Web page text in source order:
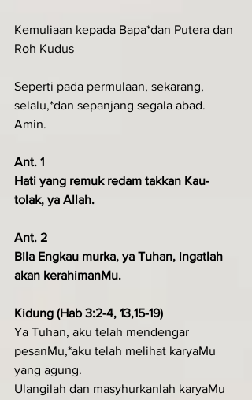
Kemuliaan kepada Bapa*dan Putera dan
Roh Kudus
Seperti pada permulaan, sekarang,
selalu,*dan sepanjang segala abad.
Amin.
Ant. 1
Hati yang remuk redam takkan Kau-
tolak, ya Allah.
Ant. 2
Bila Engkau murka, ya Tuhan, ingatlah
akan kerahimanMu.
Kidung (Hab 3:2-4, 13,15-19)
Ya Tuhan, aku telah mendengar
pesanMu,*aku telah melihat karyaMu
yang agung.
Ulangilah dan masyhurkanlah karyaMu